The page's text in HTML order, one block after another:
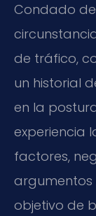
Condado de
de tráfico,
un historial
en la
experiencia
factores,
argumentos
objetivo de